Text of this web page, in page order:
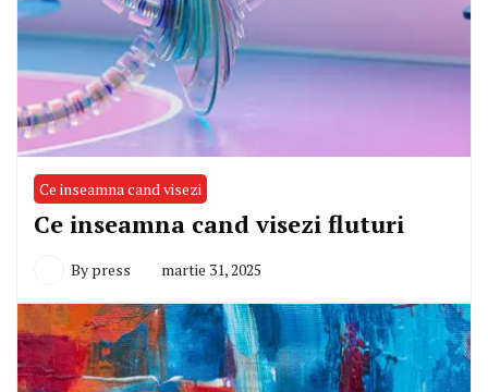
Ce inseamna cand visezi
Ce inseamna cand visezi fluturi
By press martie 31, 2025